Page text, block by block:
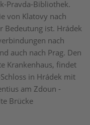
Pravda-Bibliothek.
von Klatovy nach
Bedeutung ist. Hrádek
nach
auch nach Prag. Den
Krankenhaus, findet
in Hrádek mit
am Zdoun -
Brücke